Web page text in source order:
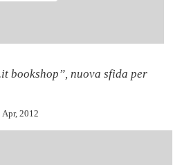
bookshop”, nuova sfida per
Apr, 2012